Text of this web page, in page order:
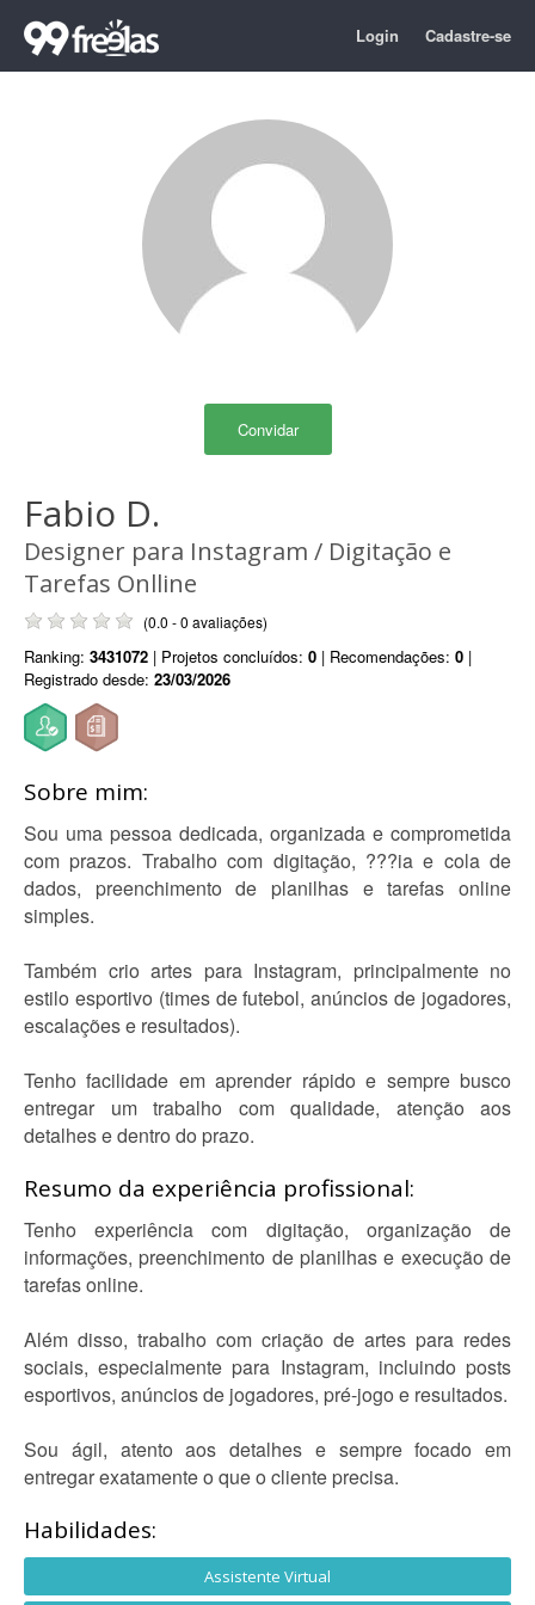
Login Cadastre-se
Convidar
Fabio D.
Designer para Instagram / Digitação e
Tarefas Onlline
(0.0 - 0 avaliações)
Ranking: 3431072 | Projetos concluídos: 0 | Recomendações: 0 |
Registrado desde: 23/03/2026
Sobre mim:
Sou uma pessoa dedicada, organizada e comprometida
com prazos. Trabalho com digitação, ???ia e cola de
dados, preenchimento de planilhas e tarefas online
simples.
Também crio artes para Instagram, principalmente no
estilo esportivo (times de futebol, anúncios de jogadores,
escalações e resultados).
Tenho facilidade em aprender rápido e sempre busco
entregar um trabalho com qualidade, atenção aos
detalhes e dentro do prazo.
Resumo da experiência profissional:
Tenho experiência com digitação, organização de
informações, preenchimento de planilhas e execução de
tarefas online.
Além disso, trabalho com criação de artes para redes
sociais, especialmente para Instagram, incluindo posts
esportivos, anúncios de jogadores, pré-jogo e resultados.
Sou ágil, atento aos detalhes e sempre focado em
entregar exatamente o que o cliente precisa.
Habilidades:
Assistente Virtual